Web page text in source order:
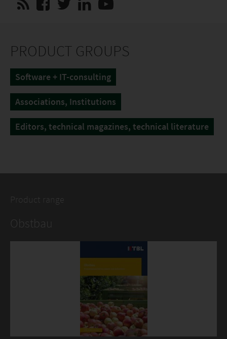
PRODUCT GROUPS
Software + IT-consulting
Associations, Institutions
Editors, technical magazines, technical literature
Product range
Obstbau